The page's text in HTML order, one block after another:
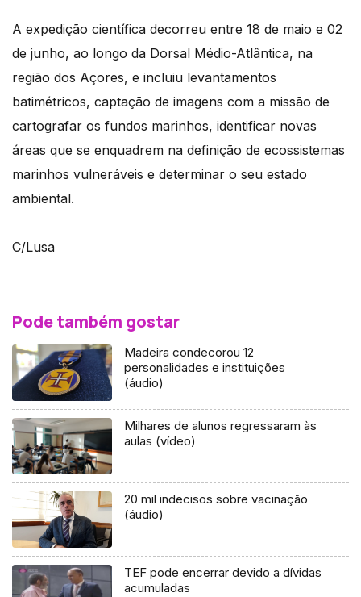
A expedição científica decorreu entre 18 de maio e 02
de junho, ao longo da Dorsal Médio-Atlântica, na
região dos Açores, e incluiu levantamentos
batimétricos, captação de imagens com a missão de
cartografar os fundos marinhos, identificar novas
áreas que se enquadrem na definição de ecossistemas
marinhos vulneráveis e determinar o seu estado
ambiental.
C/Lusa
Pode também gostar
Madeira condecorou 12
personalidades e instituições
(áudio)
Milhares de alunos regressaram às
aulas (vídeo)
20 mil indecisos sobre vacinação
(áudio)
TEF pode encerrar devido a dívidas
acumuladas